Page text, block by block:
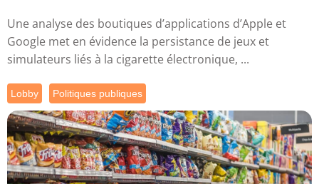
Une analyse des boutiques d’applications d’Apple et
Google met en évidence la persistance de jeux et
simulateurs liés à la cigarette électronique, ...
Lobby Politiques publiques